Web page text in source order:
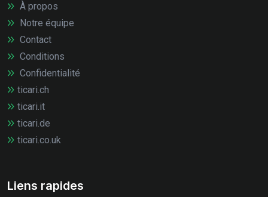
À propos
Notre équipe
Contact
Conditions
Confidentialité
ticari.ch
ticari.it
ticari.de
ticari.co.uk
Liens rapides